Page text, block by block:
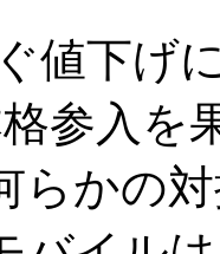
値下げ
参入を
らかの